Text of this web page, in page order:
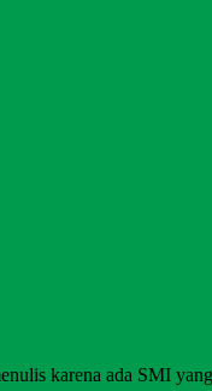
karena ada SMI